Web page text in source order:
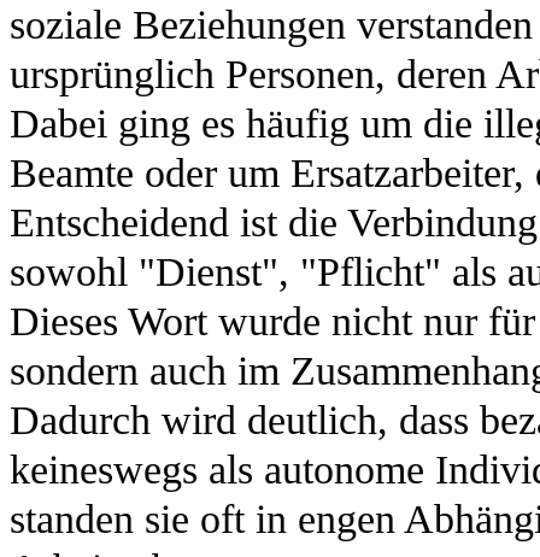
soziale Beziehungen
ursprünglich Personen, deren
Dabei ging es häufig um die
Beamte oder um
Entscheidend ist die
sowohl "Dienst", "Pflicht" als
Dieses Wort wurde nicht nur
sondern auch im
Dadurch wird deutlich, dass
keineswegs als autonome
standen sie oft in engen